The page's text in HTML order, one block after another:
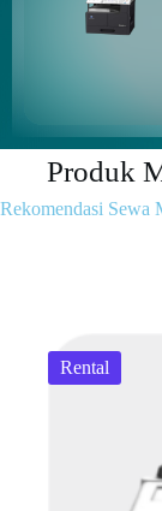
Produk
Rekomendasi Sewa
Rental